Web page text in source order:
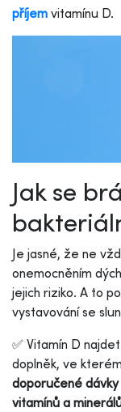
příjem vitamínu D.
Jak se
Je jasné, že ne
onemocněním
jejich riziko. A to
vystavování se
✅ Vitamín D
doplněk, ve
doporučené
vitamínů a